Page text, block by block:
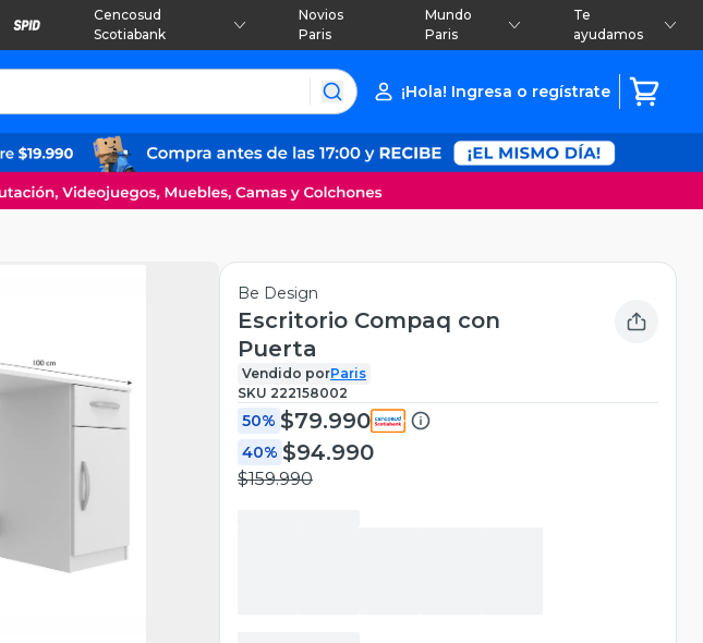
Cencosud
Scotiabank
Novios
Paris
Mundo
Paris
Te
ayudamos
¡Hola! Ingresa o regístrate
Be Design
Escritorio Compaq con
Puerta
Vendido porParis
SKU 222158002
50% $79.990
40% $94.990
$159.990